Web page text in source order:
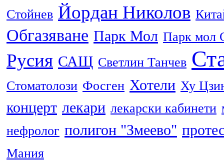
Стойнев Йордан Николов
Обгазяване Парк Мол Парк мол
Русия САЩ Светлин Танчев
Стоматолози Фосген Хотели Ху
концерт лекари лекарски кабинети
нефролог полигон "Змеево"
Мания